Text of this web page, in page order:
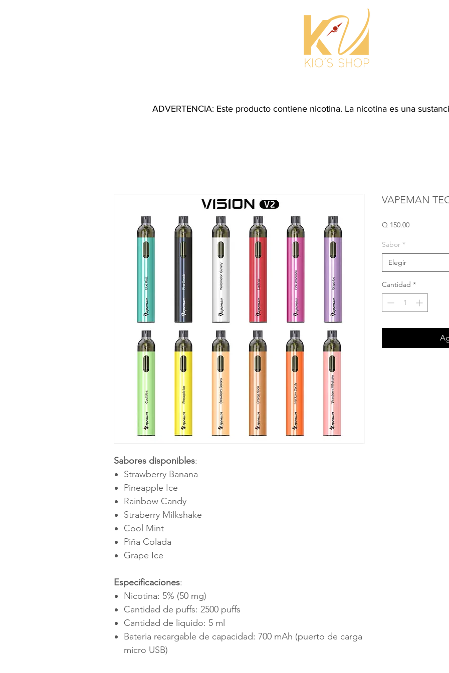
ADVERTENCIA: Este producto contiene nicotina. La nicotina es una
Sabores disponibles:
Strawberry Banana
Pineapple Ice
Rainbow Candy
Straberry Milkshake
Cool Mint
Piña Colada
Grape Ice
Especificaciones:
Nicotina: 5% (50 mg)
Cantidad de puffs: 2500 puffs
Cantidad de liquido: 5 ml
Bateria recargable de capacidad: 700 mAh (puerto de carga
micro USB)
VAPEMAN
Q 150.00Precio
Sabor *
Elegir
Cantidad *